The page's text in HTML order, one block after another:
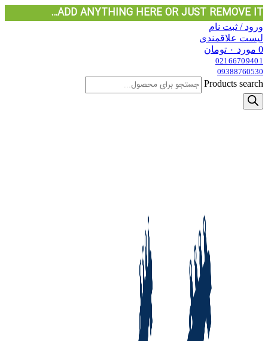
ADD ANYTHING HERE OR JUST REMOVE IT…
ورود / ثبت نام
لیست علاقمندی
0 مورد ۰ تومان
02166709401
09388760530
Products search